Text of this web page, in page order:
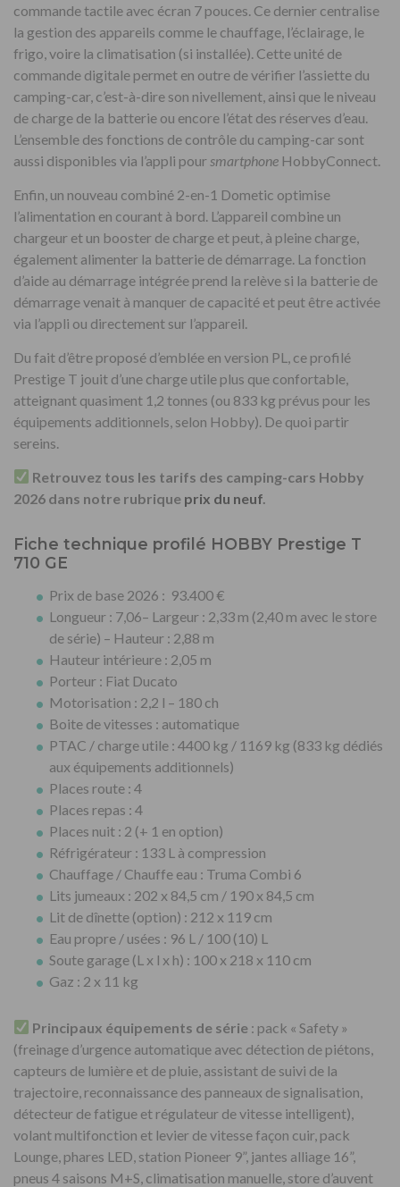
commande tactile avec écran 7 pouces. Ce dernier centralise
la gestion des appareils comme le chauffage, l’éclairage, le
frigo, voire la climatisation (si installée). Cette unité de
commande digitale permet en outre de vérifier l’assiette du
camping-car, c’est-à-dire son nivellement, ainsi que le niveau
de charge de la batterie ou encore l’état des réserves d’eau.
L’ensemble des fonctions de contrôle du camping-car sont
aussi disponibles via l’appli pour smartphone HobbyConnect.
Enfin, un nouveau combiné 2-en-1 Dometic optimise
l’alimentation en courant à bord. L’appareil combine un
chargeur et un booster de charge et peut, à pleine charge,
également alimenter la batterie de démarrage. La fonction
d’aide au démarrage intégrée prend la relève si la batterie de
démarrage venait à manquer de capacité et peut être activée
via l’appli ou directement sur l’appareil.
Du fait d’être proposé d’emblée en version PL, ce profilé
Prestige T jouit d’une charge utile plus que confortable,
atteignant quasiment 1,2 tonnes (ou 833 kg prévus pour les
équipements additionnels, selon Hobby). De quoi partir
sereins.
Retrouvez tous les tarifs des camping-cars Hobby
2026 dans notre rubrique prix du neuf
Fiche technique profilé HOBBY Prestige T
710 GE
Prix de base 2026 : 93.400 €
Longueur : 7,06– Largeur : 2,33 m (2,40 m avec le store
de série) – Hauteur : 2,88 m
Hauteur intérieure : 2,05 m
Porteur : Fiat Ducato
Motorisation : 2,2 l – 180 ch
Boite de vitesses : automatique
PTAC / charge utile : 4400 kg / 1169 kg (833 kg dédiés
aux équipements additionnels)
Places route : 4
Places repas : 4
Places nuit : 2 (+ 1 en option)
Réfrigérateur : 133 L à compression
Chauffage / Chauffe eau : Truma Combi 6
Lits jumeaux : 202 x 84,5 cm / 190 x 84,5 cm
Lit de dînette (option) : 212 x 119 cm
Eau propre / usées : 96 L / 100 (10) L
Soute garage (L x l x h) : 100 x 218 x 110 cm
Gaz : 2 x 11 kg
Principaux équipements de série : pack « Safety »
(freinage d’urgence automatique avec détection de piétons,
capteurs de lumière et de pluie, assistant de suivi de la
trajectoire, reconnaissance des panneaux de signalisation,
détecteur de fatigue et régulateur de vitesse intelligent),
volant multifonction et levier de vitesse façon cuir, pack
Lounge, phares LED, station Pioneer 9”, jantes alliage 16”,
pneus 4 saisons M+S, climatisation manuelle, store d’auvent